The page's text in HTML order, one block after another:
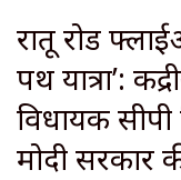
रातू रोड
पथ यात्रा’:
विधायक
मोदी सरकार